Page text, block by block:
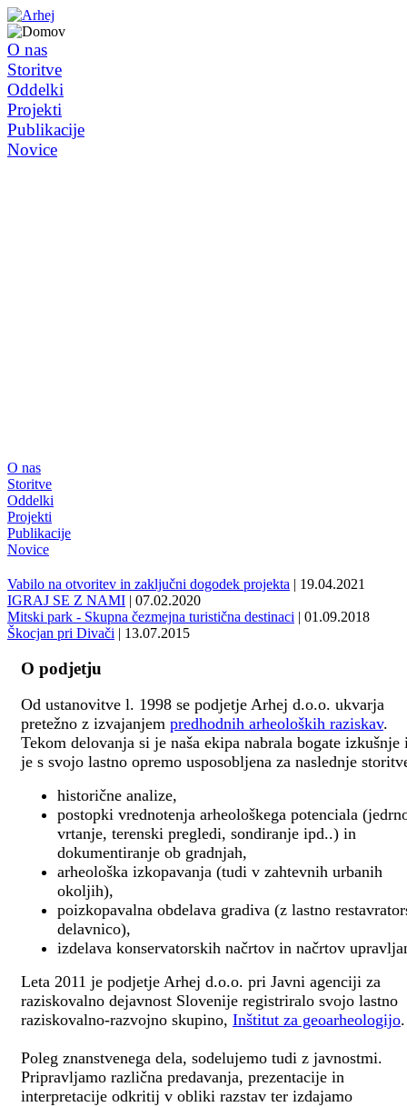
O nas
Storitve
Oddelki
Projekti
Publikacije
Novice
O nas
Storitve
Oddelki
Projekti
Publikacije
Novice
Vabilo na otvoritev in zaključni dogodek projekta | 19.04.2021
IGRAJ SE Z NAMI | 07.02.2020
Mitski park - Skupna čezmejna turistična destinaci | 01.09.2018
Škocjan pri Divači | 13.07.2015
O podjetju
Od ustanovitve l. 1998 se podjetje Arhej d.o.o. ukvarja
pretežno z izvajanjem predhodnih arheoloških raziskav.
Tekom delovanja si je naša ekipa nabrala bogate izkušnje
je s svojo lastno opremo usposobljena za naslednje
historične analize,
postopki vrednotenja arheološkega potenciala
vrtanje, terenski pregledi, sondiranje ipd..) in
dokumentiranje ob gradnjah,
arheološka izkopavanja (tudi v zahtevnih urbanih
okoljih),
poizkopavalna obdelava gradiva (z lastno
delavnico),
izdelava konservatorskih načrtov in načrtov
Leta 2011 je podjetje Arhej d.o.o. pri Javni agenciji za
raziskovalno dejavnost Slovenije registriralo svojo lastno
raziskovalno-razvojno skupino, Inštitut za geoarheologijo.
Poleg znanstvenega dela, sodelujemo tudi z javnostmi.
Pripravljamo različna predavanja, prezentacije in
interpretacije odkritij v obliki razstav ter izdajamo